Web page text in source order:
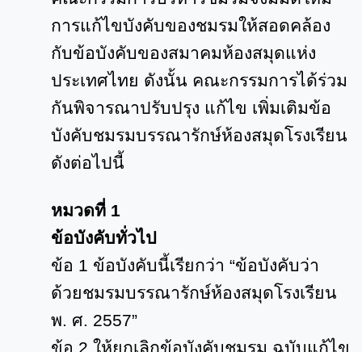
การแก้ไขบังคับของชมรมให้สอดคล้อง
กับข้อบังคับของสมาคมห้องสมุดแห่ง
ประเทศไทย ดังนั้น คณะกรรมการได้ร่วม
กันพิจารณาปรับปรุง แก้ไข เพิ่มเติมข้อ
บังคับชมรมบรรณารักษ์ห้องสมุดโรงเรียน
ดังต่อไปนี้
หมวดที่ 1
ข้อบังคับทั่วไป
ข้อ 1 ข้อบังคับนี้เรียกว่า “ข้อบังคับว่า
ด้วยชมรมบรรณารักษ์ห้องสมุดโรงเรียน
พ. ศ. 2557”
ข้อ 2 ให้ยกเลิกข้อบังคับชมรม ฉบับแก้ไข